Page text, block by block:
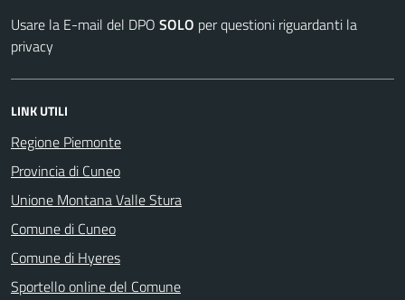
Usare la E-mail del DPO SOLO per questioni riguardanti la
privacy
LINK UTILI
Regione Piemonte
Provincia di Cuneo
Unione Montana Valle Stura
Comune di Cuneo
Comune di Hyeres
Sportello online del Comune